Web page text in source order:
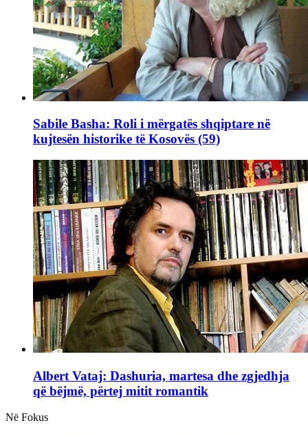
Sabile Basha: Roli i mërgatës shqiptare në
kujtesën historike të Kosovës (59)
Albert Vataj: Dashuria, martesa dhe zgjedhja
që bëjmë, përtej mitit romantik
Në Fokus